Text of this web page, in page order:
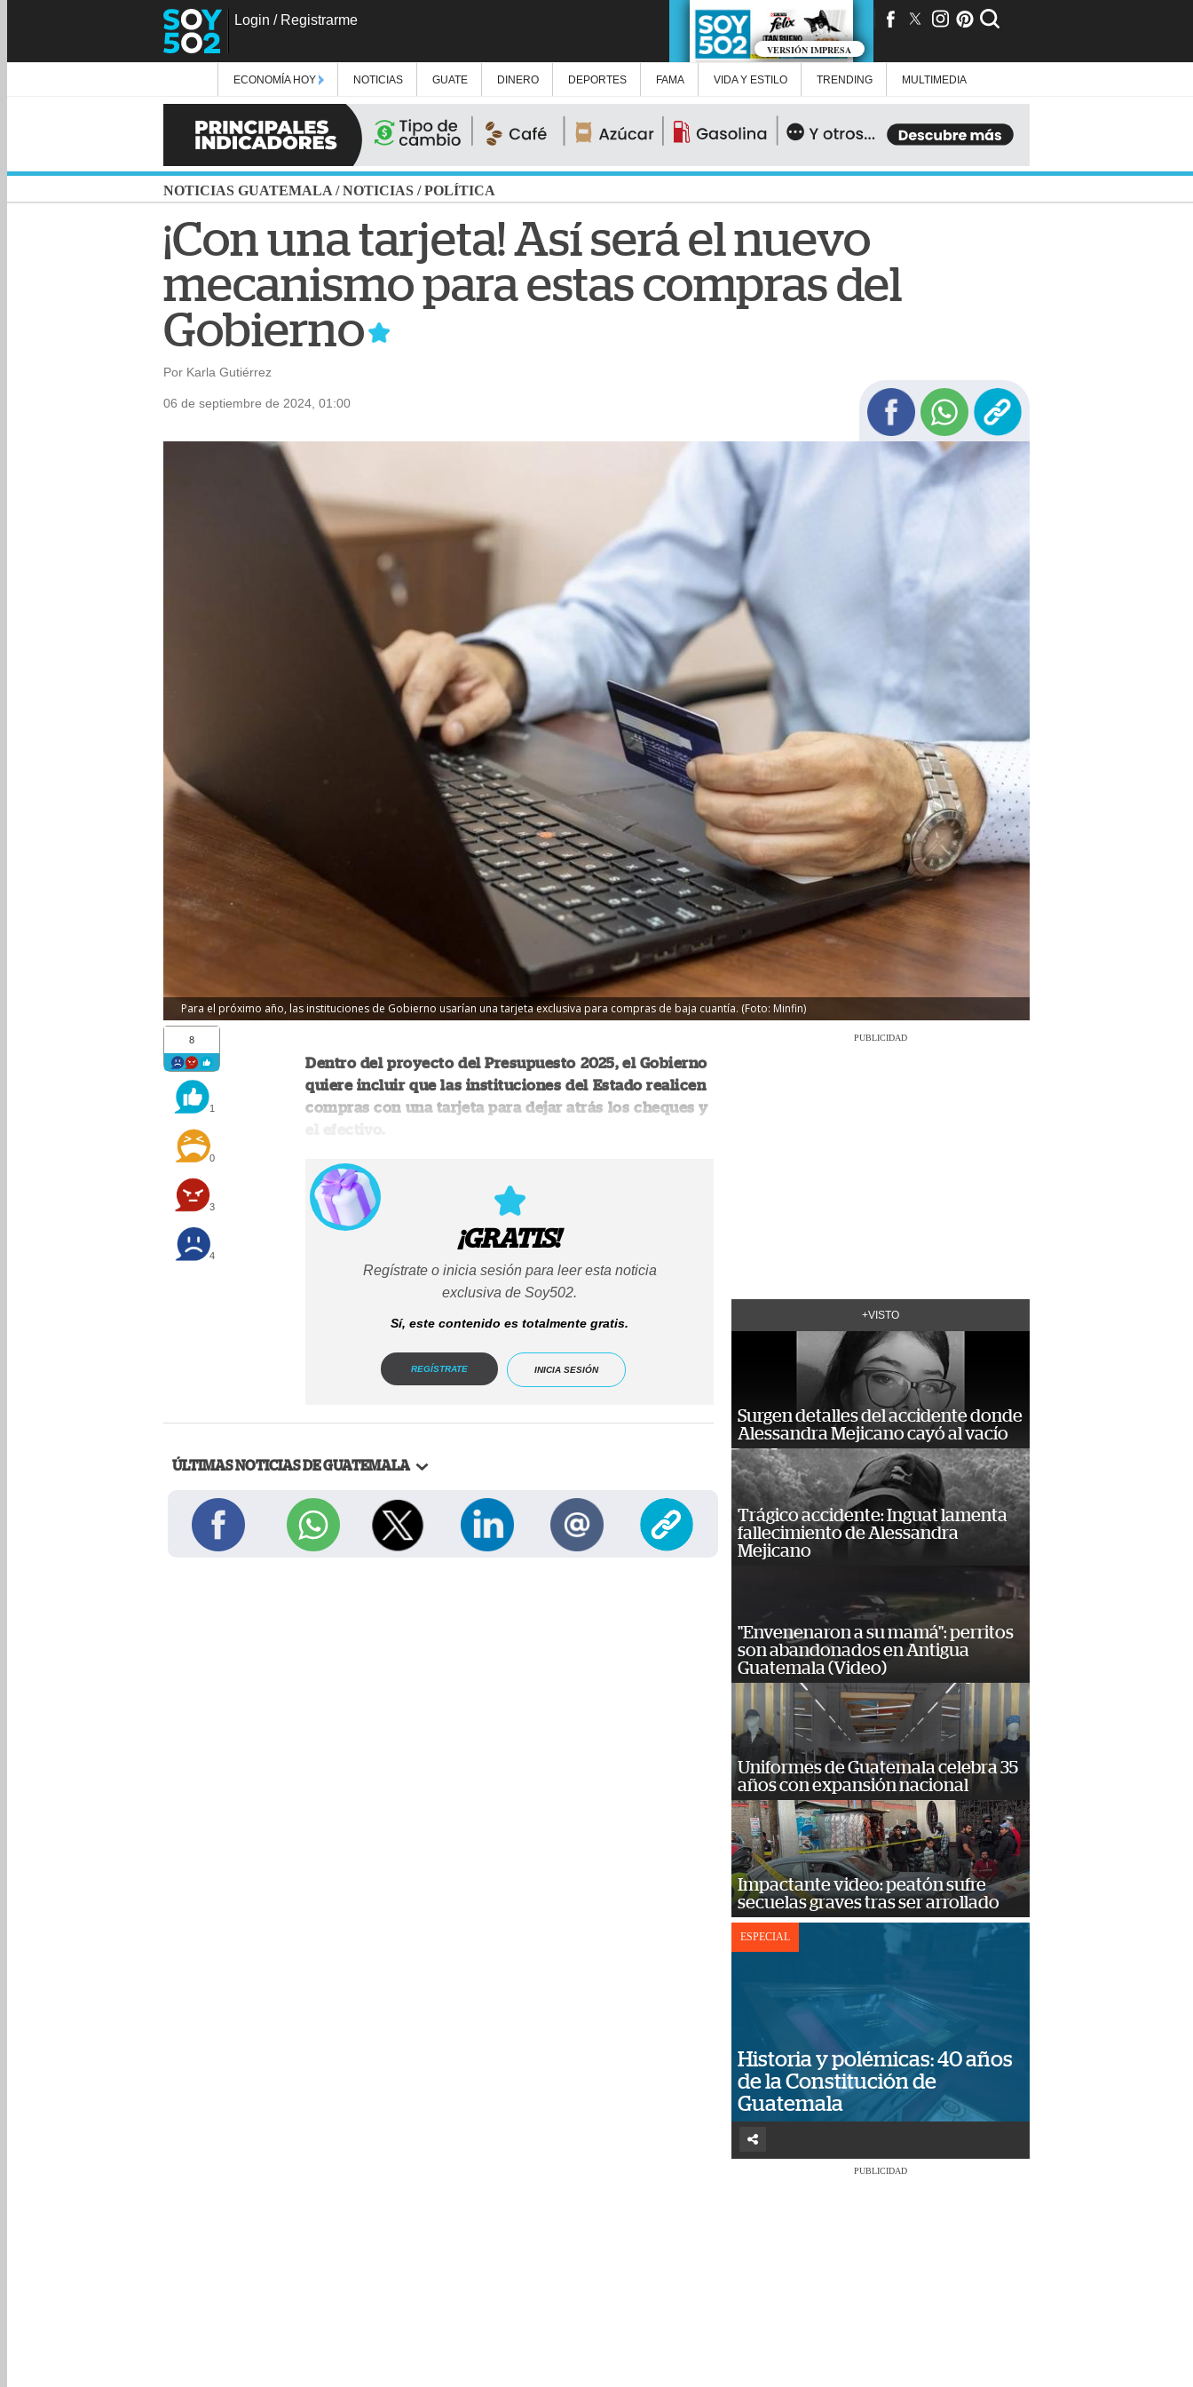
Login / Registrarme
VERSIÓN IMPRESA
ECONOMÍA HOY NOTICIAS GUATE DINERO DEPORTES FAMA VIDA Y ESTILO TRENDING MULTIMEDIA
NOTICIAS GUATEMALA /NOTICIAS /POLÍTICA
¡Con una tarjeta! Así será el nuevo
mecanismo para estas compras del
Gobierno
Por Karla Gutiérrez
06 de septiembre de 2024, 01:00
Para el próximo año, las instituciones de Gobierno usarían una tarjeta exclusiva para compras de baja cuantía. (Foto: Minfin)
8
1
0
3
4
Dentro del proyecto del Presupuesto 2025, el Gobierno
quiere incluir que las instituciones del Estado realicen
compras con una tarjeta para dejar atrás los cheques y
¡GRATIS!
Regístrate o inicia sesión para leer esta noticia
exclusiva de Soy502.
Sí, este contenido es totalmente gratis.
REGÍSTRATE INICIA SESIÓN
ÚLTIMAS NOTICIAS DE GUATEMALA
PUBLICIDAD
+VISTO
Surgen detalles del accidente donde
Alessandra Mejicano cayó al vacío
Trágico accidente: Inguat lamenta
fallecimiento de Alessandra
Mejicano
"Envenenaron a su mamá": perritos
son abandonados en Antigua
Guatemala (Video)
Uniformes de Guatemala celebra 35
años con expansión nacional
Impactante video: peatón sufre
secuelas graves tras ser arrollado
ESPECIAL
Historia y polémicas: 40 años
de la Constitución de
Guatemala
PUBLICIDAD